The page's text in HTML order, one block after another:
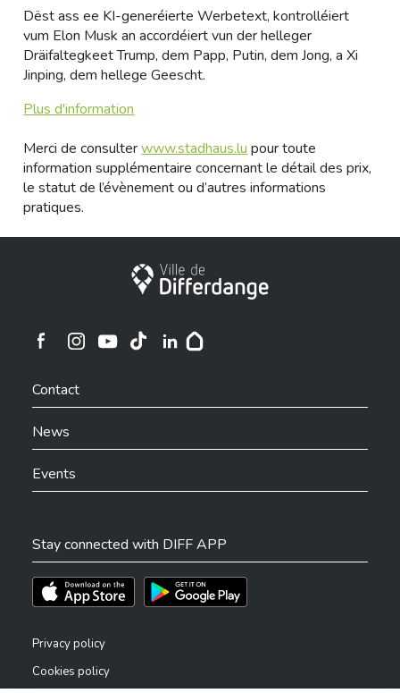
Dëst ass ee KI-generéierte Werbetext, kontrolléiert
vum Elon Musk an accordéiert vun der helleger
Dräifaltegkeet Trump, dem Papp, Putin, dem Jong, a Xi
Jinping, dem hellege Geescht.
Plus d'information
Merci de consulterwww.stadhaus.lu pour toute
information supplémentaire concernant le détail des prix,
le statut de l’évènement ou d’autres informations
pratiques.
City of Differdange
Ville de Differdange sur Instagram
Contact
News
Events
Stay connected with DIFF APP
Téléchargez l'app sur l'App StoreTéléchargez l'app sur Play Store
Privacy policy
Cookies policy